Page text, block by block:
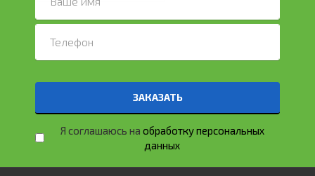
ЗАКАЗАТЬ
Я соглашаюсь на обработку персональных
данных